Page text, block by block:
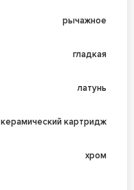
рычажное
гладкая
латунь
керамический картридж
хром